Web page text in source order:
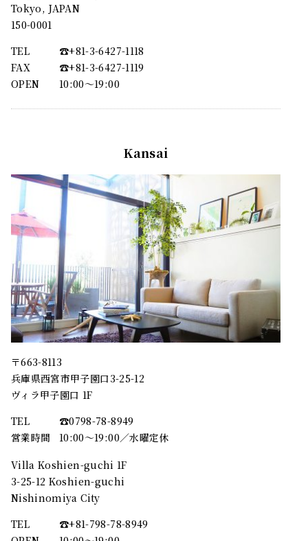
Tokyo, JAPAN
150-0001
TEL
☎︎+81-3-6427-1118
FAX
☎︎+81-3-6427-1119
OPEN
10:00〜19:00
Kansai
〒663-8113
兵庫県西宮市甲子園口3-25-12
ヴィラ甲子園口 1F
TEL
☎︎0798-78-8949
営業時間
10:00～19:00／水曜定休
Villa Koshien-guchi 1F
3-25-12 Koshien-guchi
Nishinomiya City
TEL
☎︎+81-798-78-8949